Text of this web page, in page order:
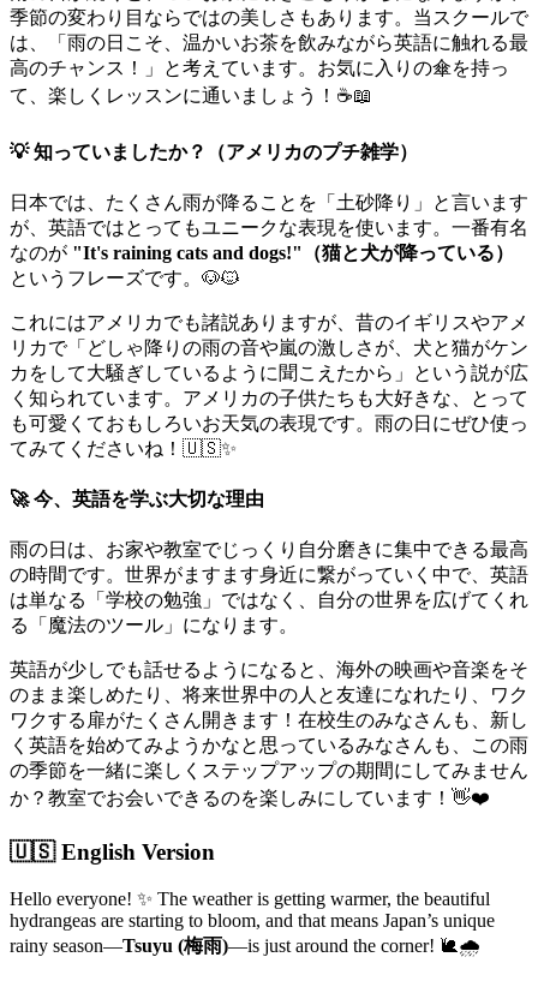
季節の変わり目ならではの美しさもあります。当スクールで
は、「雨の日こそ、温かいお茶を飲みながら英語に触れる最
高のチャンス！」と考えています。お気に入りの傘を持っ
て、楽しくレッスンに通いましょう！☕📖
💡 知っていましたか？（アメリカのプチ雑学）
日本では、たくさん雨が降ることを「土砂降り」と言います
が、英語ではとってもユニークな表現を使います。一番有名
なのが "It's raining cats and dogs!"（猫と犬が降っている）
というフレーズです。🐶🐱
これにはアメリカでも諸説ありますが、昔のイギリスやアメ
リカで「どしゃ降りの雨の音や嵐の激しさが、犬と猫がケン
カをして大騒ぎしているように聞こえたから」という説が広
く知られています。アメリカの子供たちも大好きな、とって
も可愛くておもしろいお天気の表現です。雨の日にぜひ使っ
てみてくださいね！🇺🇸✨
🚀 今、英語を学ぶ大切な理由
雨の日は、お家や教室でじっくり自分磨きに集中できる最高
の時間です。世界がますます身近に繋がっていく中で、英語
は単なる「学校の勉強」ではなく、自分の世界を広げてくれ
る「魔法のツール」になります。
英語が少しでも話せるようになると、海外の映画や音楽をそ
のまま楽しめたり、将来世界中の人と友達になれたり、ワク
ワクする扉がたくさん開きます！在校生のみなさんも、新し
く英語を始めてみようかなと思っているみなさんも、この雨
の季節を一緒に楽しくステップアップの期間にしてみません
か？教室でお会いできるのを楽しみにしています！👋❤️
🇺🇸 English Version
Hello everyone! ✨ The weather is getting warmer, the beautiful
hydrangeas are starting to bloom, and that means Japan’s unique
rainy season—Tsuyu (梅雨)—is just around the corner! 🐌🌧️